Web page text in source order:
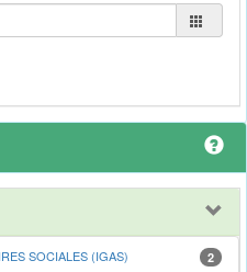
SOCIALES (IGAS) 2